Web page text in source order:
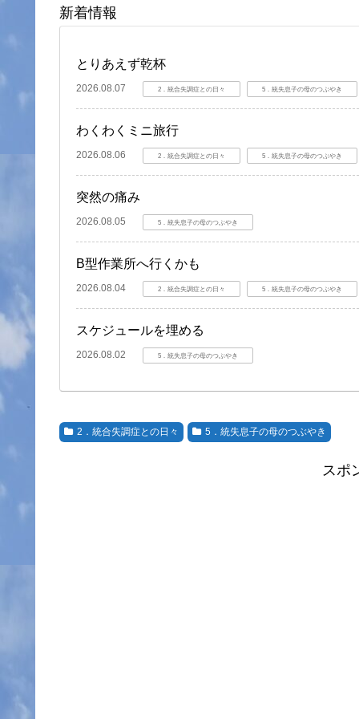
新着情報
とりあえず乾杯
2026.08.07 2．統合失調症との日々 5．統失息子の母のつぶやき
わくわくミニ旅行
2026.08.06 2．統合失調症との日々 5．統失息子の母のつぶやき
突然の痛み
2026.08.05 5．統失息子の母のつぶやき
B型作業所へ行くかも
2026.08.04 2．統合失調症との日々 5．統失息子の母のつぶやき
スケジュールを埋める
2026.08.02 5．統失息子の母のつぶやき
2．統合失調症との日々 5．統失息子の母のつぶやき
スポ